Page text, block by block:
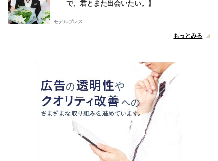
で、君とまた出会いたい。】
モデルプレス
もっとみる